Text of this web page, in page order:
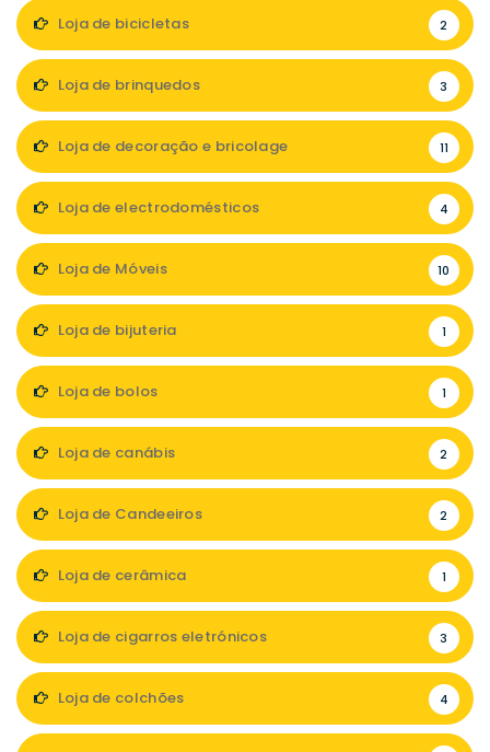
Loja de bicicletas 2
Loja de brinquedos 3
Loja de decoração e bricolage 11
Loja de electrodomésticos 4
Loja de Móveis 10
Loja de bijuteria 1
Loja de bolos 1
Loja de canábis 2
Loja de Candeeiros 2
Loja de cerâmica 1
Loja de cigarros eletrónicos 3
Loja de colchões 4